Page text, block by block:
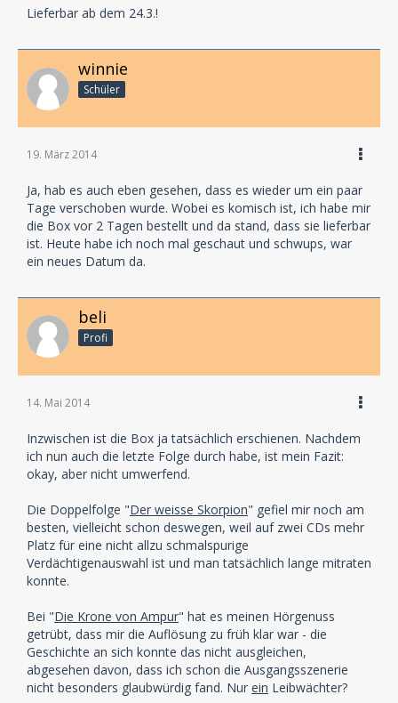
Lieferbar ab dem 24.3.!
winnie
Schüler
19. März 2014
Ja, hab es auch eben gesehen, dass es wieder um ein paar
Tage verschoben wurde. Wobei es komisch ist, ich habe mir
die Box vor 2 Tagen bestellt und da stand, dass sie lieferbar
ist. Heute habe ich noch mal geschaut und schwups, war
ein neues Datum da.
beli
Profi
14. Mai 2014
Inzwischen ist die Box ja tatsächlich erschienen. Nachdem
ich nun auch die letzte Folge durch habe, ist mein Fazit:
okay, aber nicht umwerfend.
Die Doppelfolge "Der weisse Skorpion" gefiel mir noch am
besten, vielleicht schon deswegen, weil auf zwei CDs mehr
Platz für eine nicht allzu schmalspurige
Verdächtigenauswahl ist und man tatsächlich lange mitraten
konnte.
Bei "Die Krone von Ampur" hat es meinen Hörgenuss
getrübt, dass mir die Auflösung zu früh klar war - die
Geschichte an sich konnte das nicht ausgleichen,
abgesehen davon, dass ich schon die Ausgangsszenerie
nicht besonders glaubwürdig fand. Nur ein Leibwächter?